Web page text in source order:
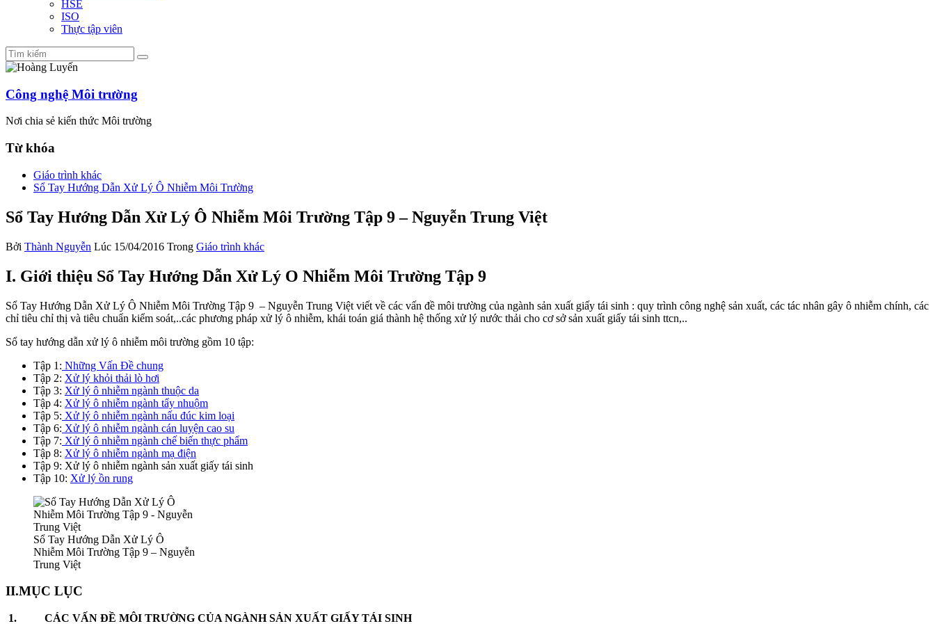
HSE
ISO
Thực tập viên
Công nghệ Môi trường
Nơi chia sẻ kiến thức Môi trường
Từ khóa
Giáo trình khác
Sổ Tay Hướng Dẫn Xử Lý Ô Nhiễm Môi Trường
Sổ Tay Hướng Dẫn Xử Lý Ô Nhiễm Môi Trường Tập 9 – Nguyễn Trung Việt
Bởi Thành Nguyễn Lúc 15/04/2016 Trong Giáo trình khác
I. Giới thiệu Sổ Tay Hướng Dẫn Xử Lý O Nhiễm Môi Trường Tập 9
Sổ Tay Hướng Dẫn Xử Lý Ô Nhiễm Môi Trường Tập 9 – Nguyễn Trung Việt viết về các vấn đề môi trường của ngành sản xuất giấy tái sinh : quy trình công nghệ sản xuất, các tác nhân gây ô nhiễm chính, các
chỉ tiêu chỉ thị và tiêu chuẩn kiểm soát,..các phương pháp xử lý ô nhiễm, khái toán giá thành hệ thống xử lý nước thải cho cơ sở sản xuất giấy tái sinh ttcn,..
Sổ tay hướng dẫn xử lý ô nhiễm môi trường gồm 10 tập:
Tập 1: Những Vấn Đề chung
Tập 2: Xử lý khỏi thải lò hơi
Tập 3: Xử lý ô nhiễm ngành thuộc da
Tập 4: Xử lý ô nhiễm ngành tẩy nhuộm
Tập 5: Xử lý ô nhiễm ngành nấu đúc kim loại
Tập 6: Xử lý ô nhiễm ngành cán luyện cao su
Tập 7: Xử lý ô nhiễm ngành chế biến thực phẩm
Tập 8: Xử lý ô nhiễm ngành mạ điện
Tập 9: Xử lý ô nhiễm ngành sản xuất giấy tái sinh
Tập 10: Xử lý ồn rung
Sổ Tay Hướng Dẫn Xử Lý Ô
Nhiễm Môi Trường Tập 9 – Nguyễn
Trung Việt
II.MỤC LỤC
1. CÁC VẤN ĐỀ MÔI TRƯỜNG CỦA NGÀNH SẢN XUẤT GIẤY TÁI SINH